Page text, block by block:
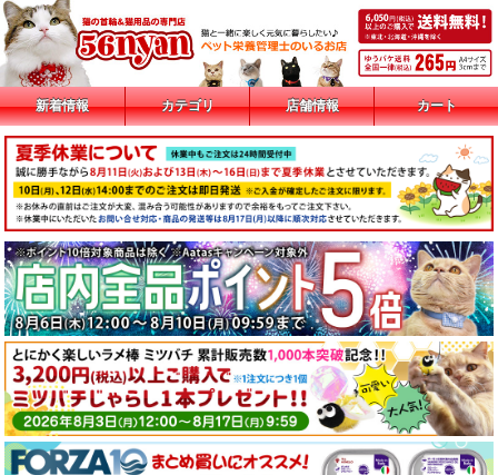
新着情報 カテゴリ 店舗情報 カート